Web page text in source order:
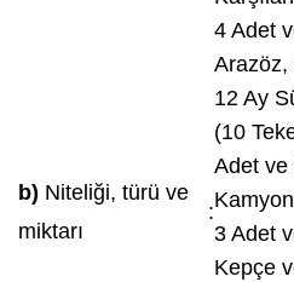
b) Niteliği, türü ve
miktarı
:
4 Adet
Arazöz,
12 Ay
(10
Adet ve
3 Adet
Kepçe